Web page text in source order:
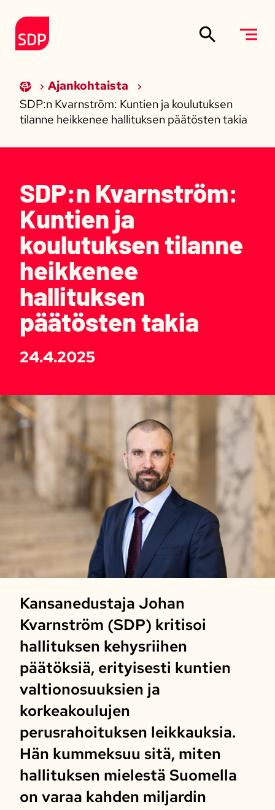
Etusivulle
Ajankohtaista
SDP:n Kvarnström: Kuntien ja koulutuksen
tilanne heikkenee hallituksen päätösten takia
SDP:n Kvarnström:
Kuntien ja
koulutuksen tilanne
heikkenee
hallituksen
päätösten takia
24.4.2025
Kansanedustaja Johan
Kvarnström (SDP) kritisoi
hallituksen kehysriihen
päätöksiä, erityisesti kuntien
valtionosuuksien ja
korkeakoulujen
perusrahoituksen leikkauksia.
Hän kummeksuu sitä, miten
hallituksen mielestä Suomella
on varaa kahden miljardin